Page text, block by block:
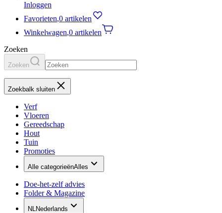
Inloggen
Favorieten,0 artikelen
Winkelwagen,0 artikelen
Zoeken
Zoeken
Zoekbalk sluiten
Verf
Vloeren
Gereedschap
Hout
Tuin
Promoties
Alle categorieënAlles
Doe-het-zelf advies
Folder & Magazine
NLNederlands